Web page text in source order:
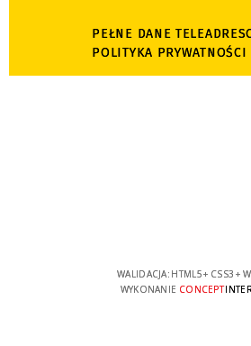
PEŁNE DANE
POLITYKA
WALIDACJA: HTML5+ CSS3 +
WYKONANIE CONCEPT